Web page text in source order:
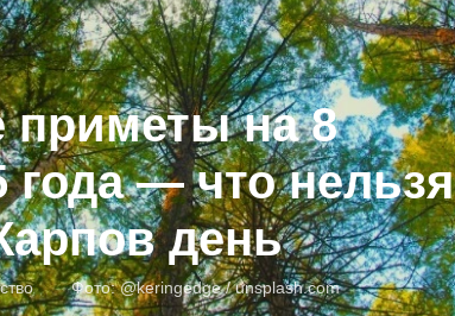
на 8
года — что нельзя
день
Фото:@keringedge /unsplash.com